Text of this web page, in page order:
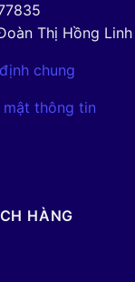
Thị Hồng Linh
chung
mật thông tin
HÀNG